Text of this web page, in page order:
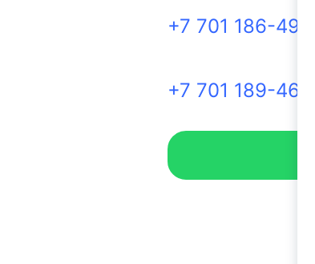
+7 701 186-49-
+7 701 189-46-